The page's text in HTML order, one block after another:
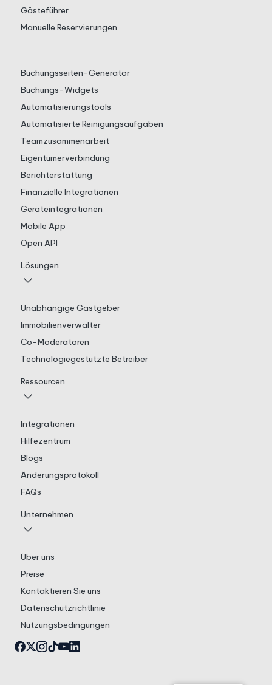
Gästeführer
Manuelle Reservierungen
Buchungsseiten-Generator
Buchungs-Widgets
Automatisierungstools
Automatisierte Reinigungsaufgaben
Teamzusammenarbeit
Eigentümerverbindung
Berichterstattung
Finanzielle Integrationen
Geräteintegrationen
Mobile App
Open API
Lösungen
Unabhängige Gastgeber
Immobilienverwalter
Co-Moderatoren
Technologiegestützte Betreiber
Ressourcen
Integrationen
Hilfezentrum
Blogs
Änderungsprotokoll
FAQs
Unternehmen
Über uns
Preise
Kontaktieren Sie uns
Datenschutzrichtlinie
Nutzungsbedingungen